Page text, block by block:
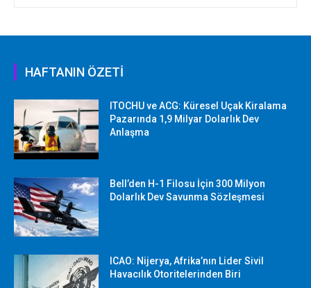
HAFTANIN ÖZETİ
ITOCHU ve ACG: Küresel Uçak Kiralama
Pazarında 1,9 Milyar Dolarlık Dev
Anlaşma
Bell’den H-1 Filosu İçin 300 Milyon
Dolarlık Dev Savunma Sözleşmesi
ICAO: Nijerya, Afrika’nın Lider Sivil
Havacılık Otoritelerinden Biri